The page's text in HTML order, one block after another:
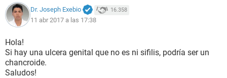
Dr. Joseph Exebio 16.358
11 abr 2017 a las 17:38
Hola!
Si hay una ulcera genital que no es ni sifilis, podría ser un
chancroide.
Saludos!